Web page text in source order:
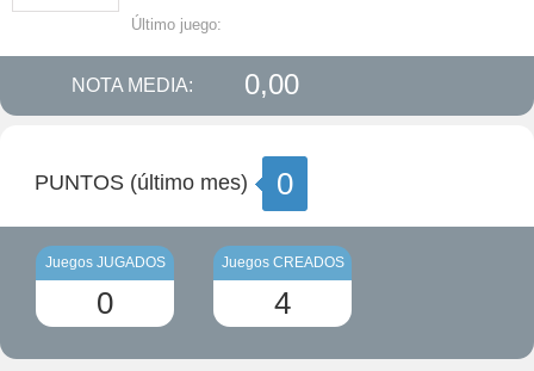
Último juego:
NOTA MEDIA: 0,00
PUNTOS (último mes) 0
Juegos JUGADOS
0
Juegos CREADOS
4